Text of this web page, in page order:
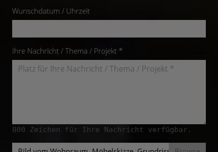
Wunschdatum / Uhrzeit
Ihre Nachricht / Thema / Projekt *
800 Zeichen für Ihre Nachricht verfügbar.